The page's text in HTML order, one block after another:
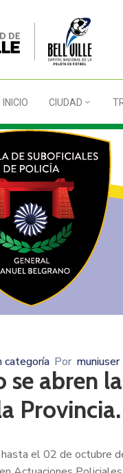
INICIO CIUDAD
categoría Por muniuser
se abren
Provincia.
el 02 de octubre